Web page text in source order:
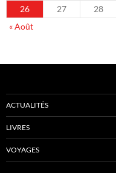
26
27 28
« Août
ACTUALITÉS
LIVRES
VOYAGES